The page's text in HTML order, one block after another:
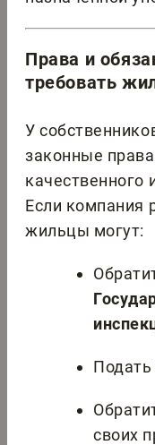
Права и
требовать
У
законные
качественного
Если компания
жильцы могут:
Подать
своих